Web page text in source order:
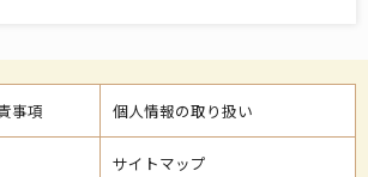
事項 個人情報の取り扱い
サイトマップ